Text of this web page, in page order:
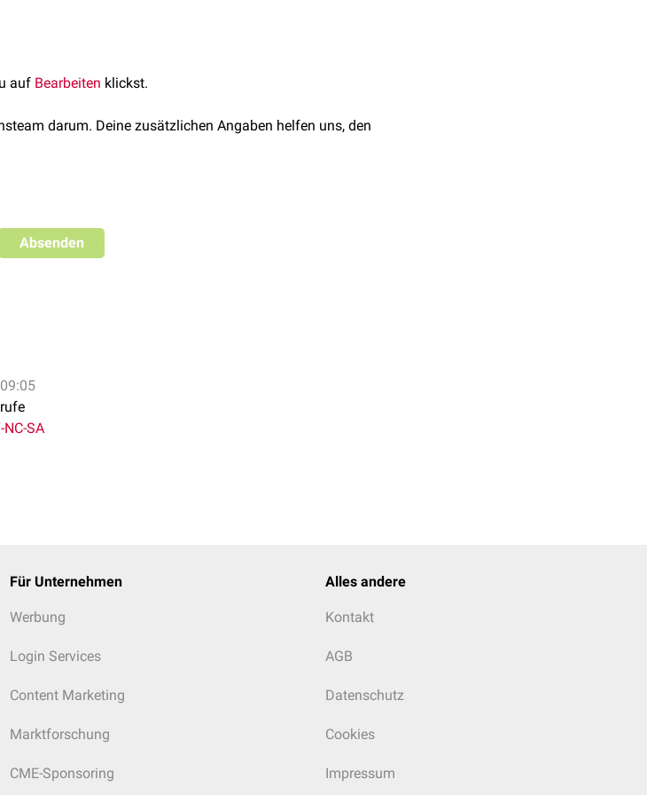
auf Bearbeiten klickst.
darum. Deine zusätzlichen Angaben helfen uns, den
Absenden
NC-SA
Für Unternehmen
Werbung
Login Services
Content Marketing
Marktforschung
CME-Sponsoring
Alles andere
Kontakt
AGB
Datenschutz
Cookies
Impressum